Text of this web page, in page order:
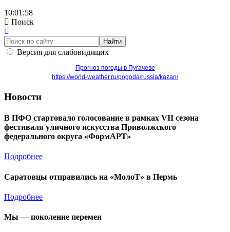
10:01:58
Поиск
Найти
Версия для слабовидящих
Прогноз погоды в Пугачеве
https://world-weather.ru/pogoda/russia/kazan/
Новости
В ПФО стартовало голосование в рамках VII сезона
фестиваля уличного искусства Приволжского
федерального округа «ФормАРТ»
Подробнее
Саратовцы отправились на «МолоТ» в Пермь
Подробнее
Мы — поколение перемен